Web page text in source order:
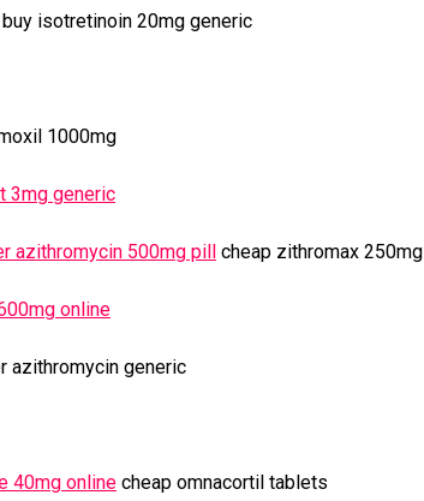
buy isotretinoin 20mg generic
1000mg
3mg generic
azithromycin 500mg pill cheap zithromax 250mg
online
azithromycin generic
40mg online cheap omnacortil tablets